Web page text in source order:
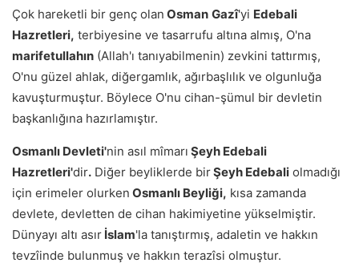
Çok hareketli bir genç olan Osman Gazî'yi Edebali
Hazretleri, terbiyesine ve tasarrufu altına almış, O'na
marifetullahın (Allah'ı tanıyabilmenin) zevkini tattırmış,
O'nu güzel ahlak, diğergamlık, ağırbaşlılık ve olgunluğa
kavuşturmuştur. Böylece O'nu cihan-şümul bir devletin
başkanlığına hazırlamıştır.
Osmanlı Devleti'nin asıl mîmarı Şeyh Edebali
Hazretleri'dir. Diğer beyliklerde birŞeyh Edebali olmadığı
için erimeler olurken Osmanlı Beyliği, kısa zamanda
devlete, devletten de cihan hakimiyetine yükselmiştir.
Dünyayı altı asır İslam'la tanıştırmış, adaletin ve hakkın
tevzîinde bulunmuş ve hakkın terazîsi olmuştur.